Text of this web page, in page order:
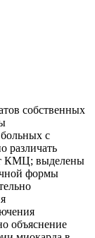
собственных
с
различать
КМЦ; выделены
формы
объяснение